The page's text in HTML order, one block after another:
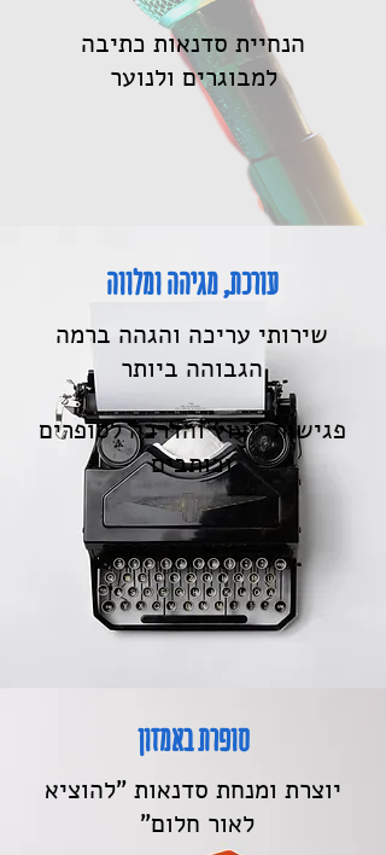
הנחיית סדנאות כתיבה
למבוגרים ולנוער
עורכת, מגיהה ומלווה
שירותי עריכה והגהה ברמה
הגבוהה ביותר
פגישות ייעוץ והדרכה לסופרים
וכותבים
סופרת באמזון
יוצרת ומנחת סדנאות "להוציא
לאור חלום"